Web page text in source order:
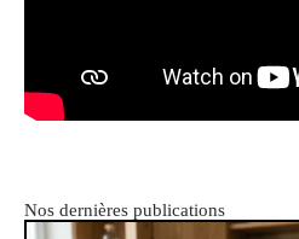
Nos dernières publications